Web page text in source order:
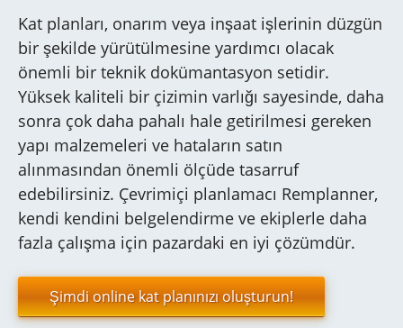
Kat planları, onarım veya inşaat işlerinin düzgün
bir şekilde yürütülmesine yardımcı olacak
önemli bir teknik dokümantasyon setidir.
Yüksek kaliteli bir çizimin varlığı sayesinde, daha
sonra çok daha pahalı hale getirilmesi gereken
yapı malzemeleri ve hataların satın
alınmasından önemli ölçüde tasarruf
edebilirsiniz. Çevrimiçi planlamacı Remplanner,
kendi kendini belgelendirme ve ekiplerle daha
fazla çalışma için pazardaki en iyi çözümdür.
Şimdi online kat planınızı oluşturun!